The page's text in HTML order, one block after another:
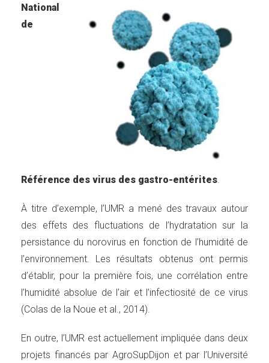
National
de
Référence des virus des gastro-entérites.
À titre d’exemple, l’UMR a mené des travaux autour
des effets des fluctuations de l’hydratation sur la
persistance du norovirus en fonction de l’humidité de
l’environnement. Les résultats obtenus ont permis
d’établir, pour la première fois, une corrélation entre
l’humidité absolue de l’air et l’infectiosité de ce virus
(Colas de la Noue et al., 2014).
En outre, l’UMR est actuellement impliquée dans deux
projets financés par AgroSupDijon et par l’Université